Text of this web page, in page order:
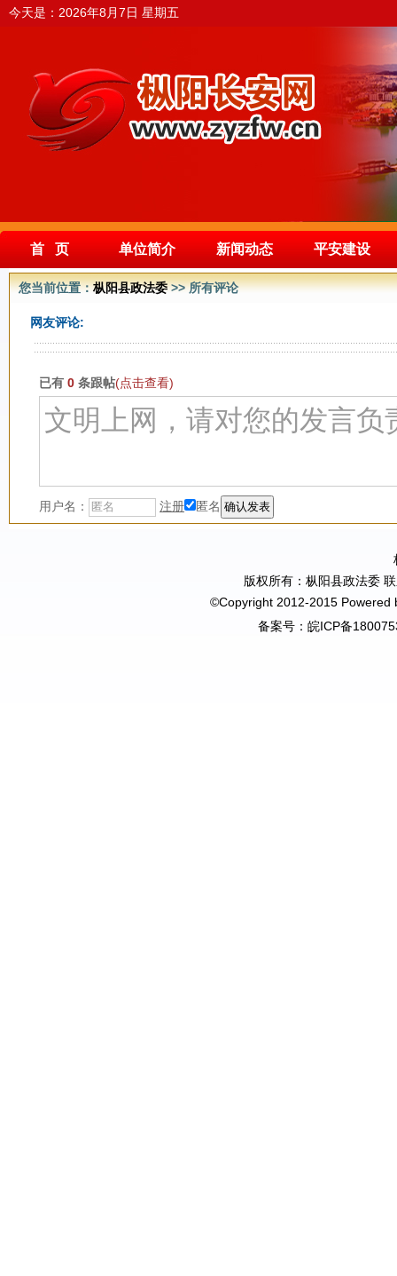
今天是： 2026年8月7日 星期五
首 页 单位简介 新闻动态 平安建设
您当前位置：枞阳县政法委>> 所有评论
网友评论:
已有 0 条跟帖(点击查看)
用户名： 注册 匿名
版权所有：枞阳县政法委
©Copyright 2012-2015 Powered
备案号： 皖ICP备